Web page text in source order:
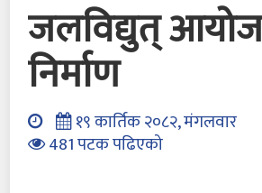
जलविद्युत्
निर्माण
१९ कार्तिक २०८२, मंगलवार
481 पटक पढिएको